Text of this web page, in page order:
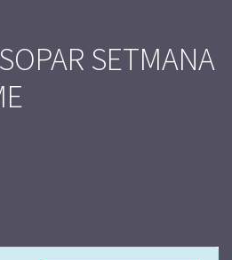
SETMANA